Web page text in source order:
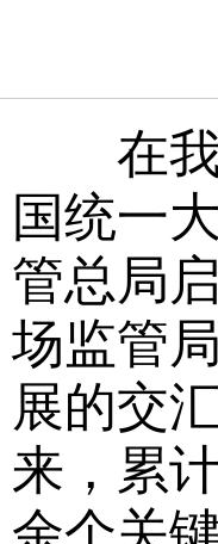
在我
国统一
管总局
场监管
展的交
来，累